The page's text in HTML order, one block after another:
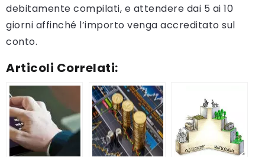
debitamente compilati, e attendere dai 5 ai 10
giorni affinché l’importo venga accreditato sul
conto.
Articoli Correlati: